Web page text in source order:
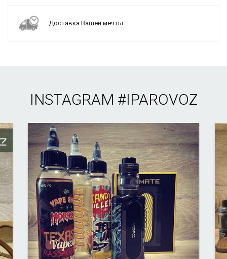
Доставка Вашей мечты
INSTAGRAM #IPAROVOZ